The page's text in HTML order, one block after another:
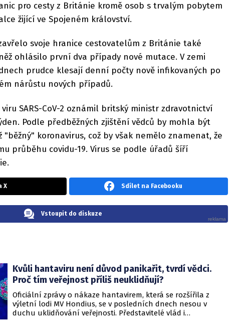
pro cesty z Británie kromě osob s trvalým pobytem
žijící ve Spojeném království.
svoje hranice cestovatelům z Británie také
ohlásilo první dva případy nové mutace. V zemi
prudce klesají denní počty nově infikovaných po
nárůstu nových případů.
SARS-CoV-2 oznámil britský ministr zdravotnictví
Podle předběžných zjištění vědců by mohla být
"běžný" koronavirus, což by však nemělo znamenat, že
průběhu covidu-19. Virus se podle úřadů šíří
X Sdílet na Facebooku
Vstoupit do diskuze
Kvůli hantaviru není důvod panikařit, tvrdí vědci.
Proč tím veřejnost příliš neuklidňují?
Oficiální zprávy o nákaze hantavirem, která se rozšířila z
výletní lodi MV Hondius, se v posledních dnech nesou v
duchu uklidňování veřejnosti. Představitelé vlád i